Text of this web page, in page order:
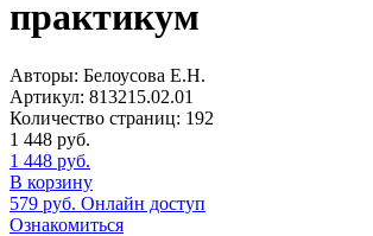
практикум
Авторы: Белоусова Е.Н.
Артикул: 813215.02.01
Количество страниц: 192
1 448 руб.
1 448 руб.
В корзину
579 руб. Онлайн доступ
Ознакомиться